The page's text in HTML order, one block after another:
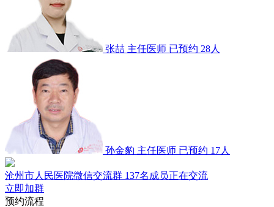
张喆 主任医师 已预约 28人
孙金豹 主任医师 已预约 17人
沧州市人民医院微信交流群 137名成员正在交流
立即加群
预约流程